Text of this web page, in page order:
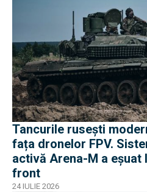
Tancurile rusești
fața dronelor FPV.
activă Arena-M a eșuat
front
24 IULIE 2026